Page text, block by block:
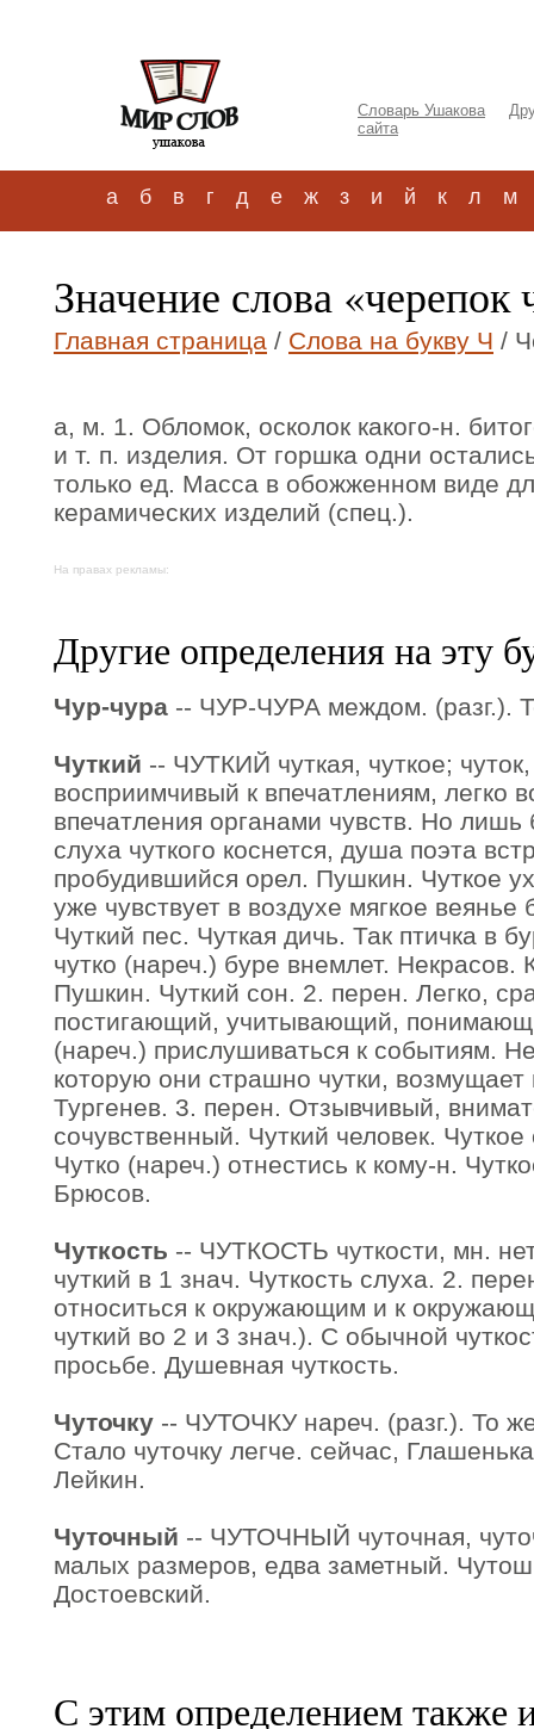
Словарь Ушакова
сайта
а б в г д е ж з и й к л м
Значение слова «черепок
Главная страница / Слова на букву Ч /
а, м. 1. Обломок, осколок какого-н.
и т. п. изделия. От горшка одни
только ед. Масса в обожженном виде
керамических изделий (спец.).
На правах рекламы:
Другие определения на эту
Чур-чура -- ЧУР-ЧУРА междом. (разг.).
Чуткий -- ЧУТКИЙ чуткая, чуткое;
восприимчивый к впечатлениям, легко
впечатления органами чувств. Но лишь
слуха чуткого коснется, душа поэта
пробудившийся орел. Пушкин. Чуткое
уже чувствует в воздухе мягкое
Чуткий пес. Чуткая дичь. Так птичка в
чутко (нареч.) буре внемлет. Некрасов.
Пушкин. Чуткий сон. 2. перен. Легко,
постигающий, учитывающий,
(нареч.) прислушиваться к событиям.
которую они страшно чутки,
Тургенев. 3. перен. Отзывчивый,
сочувственный. Чуткий человек.
Чутко (нареч.) отнестись к кому-н.
Брюсов.
Чуткость -- ЧУТКОСТЬ чуткости, мн.
чуткий в 1 знач. Чуткость слуха. 2.
относиться к окружающим и к
чуткий во 2 и 3 знач.). С обычной
просьбе. Душевная чуткость.
Чуточку -- ЧУТОЧКУ нареч. (разг.). То
Стало чуточку легче. сейчас,
Лейкин.
Чуточный -- ЧУТОЧНЫЙ чуточная,
малых размеров, едва заметный.
Достоевский.
С этим определением также